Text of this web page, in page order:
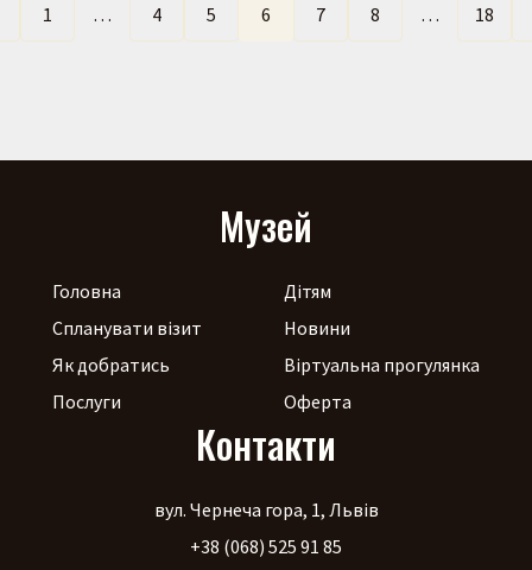
1 … 4 5 6 7 8 … 18
Музей
Головна
Спланувати візит
Як добратись
Послуги
Дітям
Новини
Віртуальна прогулянка
Оферта
Контакти
вул. Чернеча гора, 1, Львів
+38 (068) 525 91 85